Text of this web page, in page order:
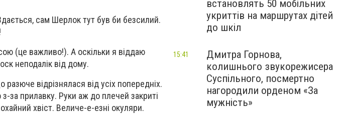
сам Шерлок тут був би безсилий.
(це важливо!). А оскільки я віддаю
неподалік від дому.
відрізнялася від усіх попередніх.
за прилавку. Руки аж до плечей закриті
хвіст. Величе-е-езні окуляри.
встановлять 50 мобільних
укриттів на маршрутах дітей
до шкіл
Дмитра Горнова,
колишнього звукорежисера
Суспільного, посмертно
нагородили орденом «За
мужність»
15:41